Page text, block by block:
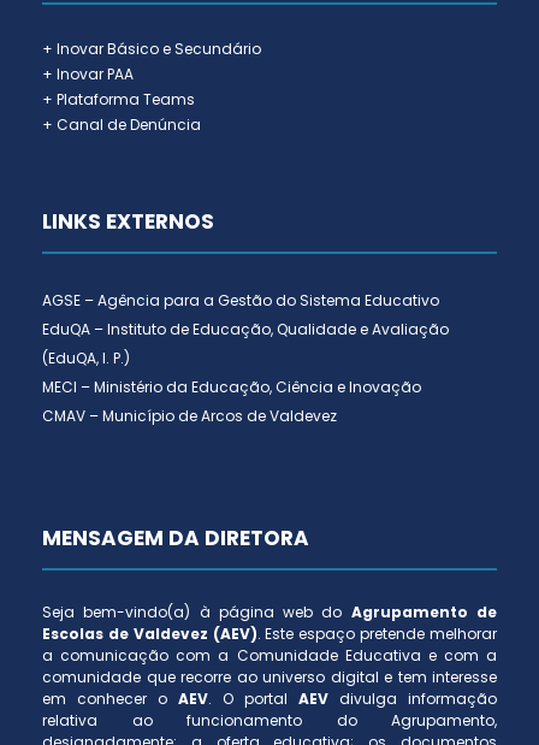
+ Inovar Básico e Secundário
+ Inovar PAA
+ Plataforma Teams
+ Canal de Denúncia
LINKS EXTERNOS
AGSE – Agência para a Gestão do Sistema Educativo
EduQA – Instituto de Educação, Qualidade e Avaliação
(EduQA, I. P.)
MECI – Ministério da Educação, Ciência e Inovação
CMAV – Município de Arcos de Valdevez
MENSAGEM DA DIRETORA
Seja bem-vindo(a) à página web do Agrupamento de
Escolas de Valdevez (AEV). Este espaço pretende melhorar
a comunicação com a Comunidade Educativa e com a
comunidade que recorre ao universo digital e tem interesse
em conhecer o AEV. O portal AEV divulga informação
relativa ao funcionamento do Agrupamento,